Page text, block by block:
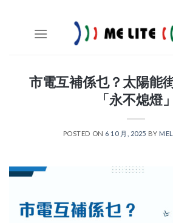
市電互補係乜？太陽能
「永不熄燈」
POSTED ON 6 10 月, 2025 BY